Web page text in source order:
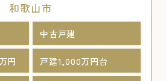
和歌山市
中古戸建
円 戸建1,000万円台